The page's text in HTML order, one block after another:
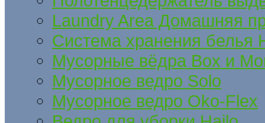
Laundry Area Домашняя
Система хранения белья
Мусорные вёдра Box и
Мусорное ведро Solo
Мусорное ведро Oko-Flex